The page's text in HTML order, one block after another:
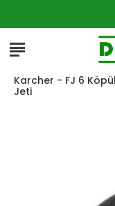
Karcher - FJ 6
Jeti